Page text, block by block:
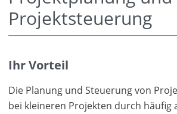
Projektsteuerung
Ihr Vorteil
Die Planung und Steuerung von
bei kleineren Projekten durch häufig